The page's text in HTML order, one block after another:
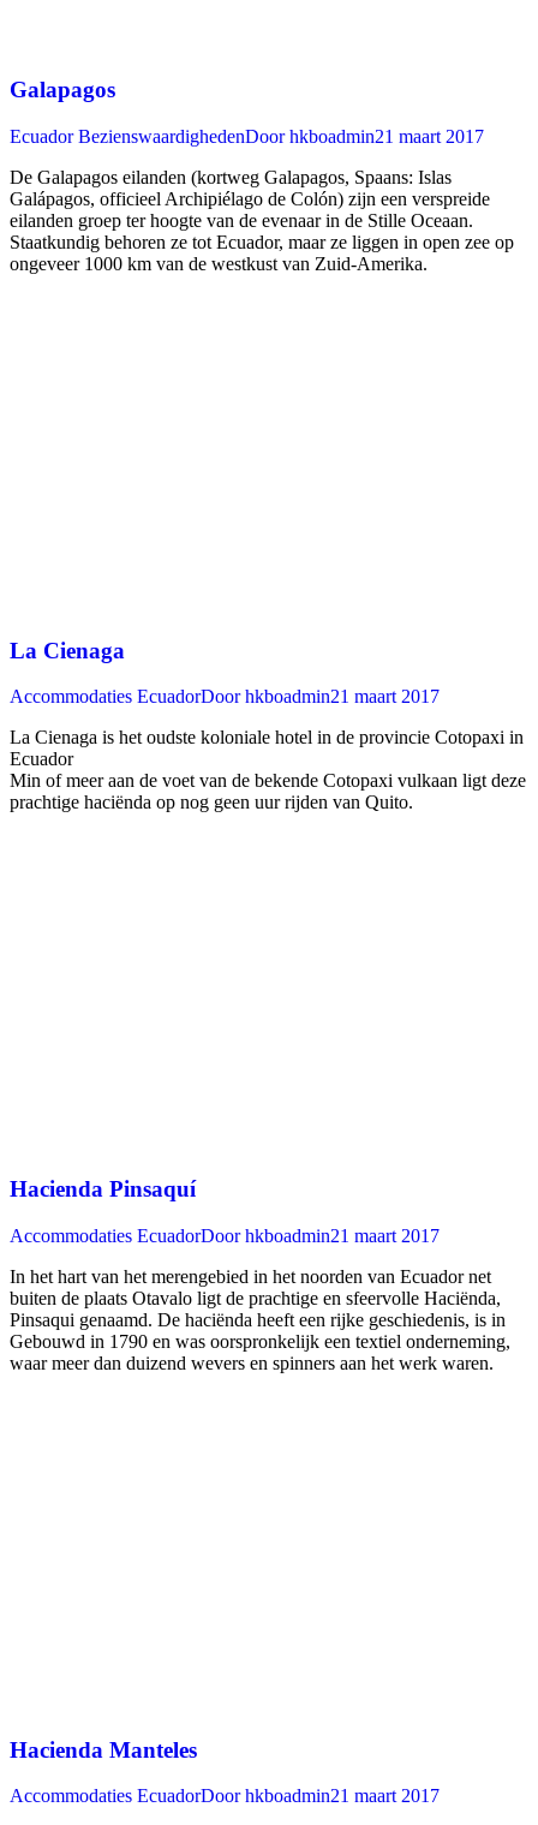
Galapagos
Ecuador BezienswaardighedenDoorhkboadmin21 maart 2017
De Galapagos eilanden (kortweg Galapagos, Spaans: Islas
Galápagos, officieel Archipiélago de Colón) zijn een verspreide
eilanden groep ter hoogte van de evenaar in de Stille Oceaan.
Staatkundig behoren ze tot Ecuador, maar ze liggen in open zee op
ongeveer 1000 km van de westkust van Zuid-Amerika.
La Cienaga
Accommodaties EcuadorDoorhkboadmin21 maart 2017
La Cienaga is het oudste koloniale hotel in de provincie Cotopaxi in
Ecuador
Min of meer aan de voet van de bekende Cotopaxi vulkaan ligt deze
prachtige haciënda op nog geen uur rijden van Quito.
Hacienda Pinsaquí
Accommodaties EcuadorDoorhkboadmin21 maart 2017
In het hart van het merengebied in het noorden van Ecuador net
buiten de plaats Otavalo ligt de prachtige en sfeervolle Haciënda,
Pinsaqui genaamd. De haciënda heeft een rijke geschiedenis, is in
Gebouwd in 1790 en was oorspronkelijk een textiel onderneming,
waar meer dan duizend wevers en spinners aan het werk waren.
Hacienda Manteles
Accommodaties EcuadorDoorhkboadmin21 maart 2017